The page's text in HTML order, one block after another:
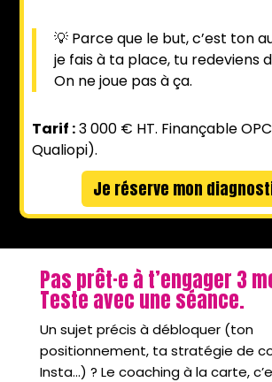
💡 Parce que le but, c’est ton
je fais à ta place, tu redeviens
On ne joue pas à ça.
Tarif :3 000 € HT. Finançable
Qualiopi).
Je réserve mon
Pas prêt·e à t’engager 3
Teste avec une séance.
Un sujet précis à débloquer (ton
positionnement, ta stratégie de
Insta…) ? Le coaching à la carte,